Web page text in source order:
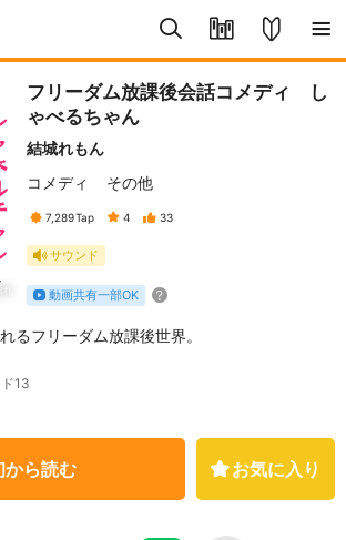
フリーダム放課後会話コメディ し
ゃべるちゃん
結城れもん
コメディ
その他
7,289Tap 4 33
サウンド
動画共有一部OK
るフリーダム放課後世界。
13
から読む お気に入り